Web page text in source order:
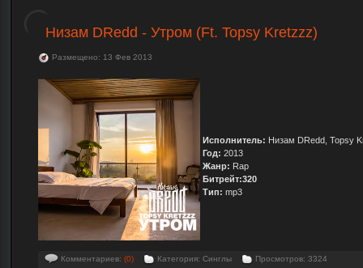
Низам DRedd - Утром (Ft. Topsy Kretzzz)
Размещено: 13 Фев 2013
Исполнитель: Низам DRedd, Topsy
Год: 2013
Жанр: Rap
Битрейт:320
Тип: mp3
Комментариев: (0) Категория: Синглы Просмотров: 3324